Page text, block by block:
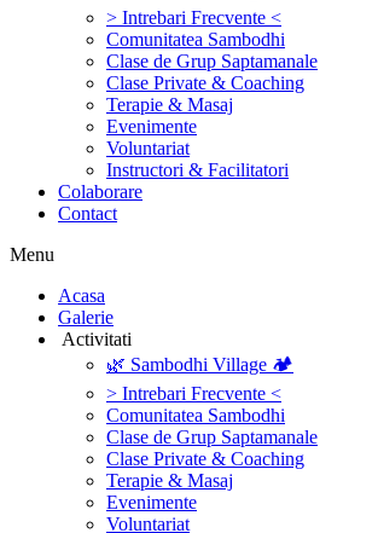
> Intrebari Frecvente <
Comunitatea Sambodhi
Clase de Grup Saptamanale
Clase Private & Coaching
Terapie & Masaj
‎Evenimente
Voluntariat
‏‏‎Instructori & Facilitatori
Colaborare
Contact
Menu
‎Acasa
Galerie
‎ ‎Activitati‎
🌿 Sambodhi Village 🏕️
> Intrebari Frecvente <
Comunitatea Sambodhi
Clase de Grup Saptamanale
Clase Private & Coaching
Terapie & Masaj
‎Evenimente
Voluntariat